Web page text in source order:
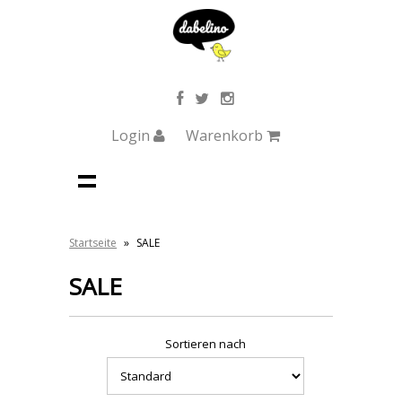
Login Warenkorb
Startseite » SALE
SALE
Sortieren nach